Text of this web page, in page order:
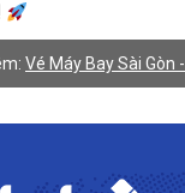
Vé Máy Bay Sài Gòn